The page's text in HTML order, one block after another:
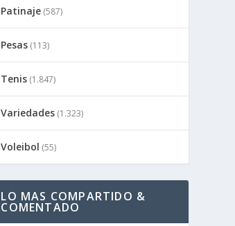
Patinaje (587)
Pesas (113)
Tenis (1.847)
Variedades (1.323)
Voleibol (55)
LO MAS COMPARTIDO &
COMENTADO